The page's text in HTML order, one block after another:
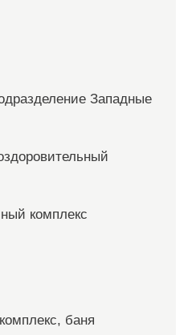
Западные
комплекс
баня